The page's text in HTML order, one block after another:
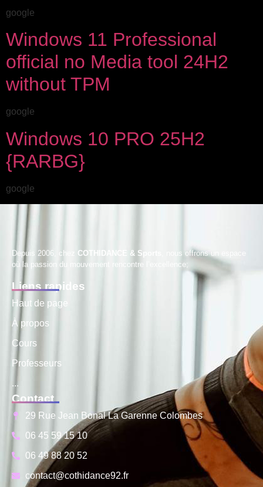
google
Windows 11 Professional
official no Media tool 24H2
without TPM
google
Windows 10 PRO 25H2
{RARBG}
google
Depuis 2006, chez COTHIDANCE & Sports
, nous offrons un espace
où la passion du mouvement rencontre l’excellence;
Liens rapides
Haut de page
À propos
Cours
Professeurs
...
Contact
29 Rue Jean Bonal La Garenne Colombes
06 45 59 15 10
06 49 88 20 52
contact@cothidance92.fr